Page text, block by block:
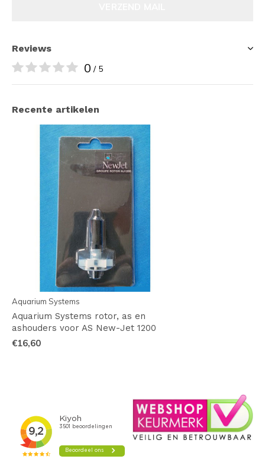
Reviews
0 / 5
Recente artikelen
Aquarium Systems
Aquarium Systems rotor, as en
ashouders voor AS New-Jet 1200
€16,60